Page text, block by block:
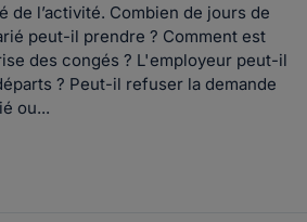
de l’activité. Combien de jours de
peut-il prendre ? Comment est
des congés ? L'employeur peut-il
? Peut-il refuser la demande
ou...